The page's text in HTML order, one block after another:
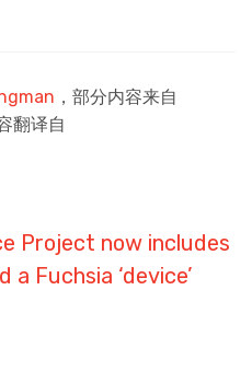
，部分内容来自
翻译自
Project now includes
a Fuchsia ‘device’